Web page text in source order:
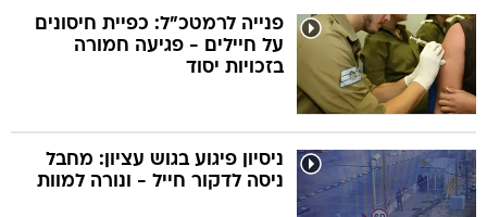
פנייה לרמטכ"ל: כפיית חיסונים
על חיילים - פגיעה חמורה
בזכויות יסוד
ניסיון פיגוע בגוש עציון: מחבל
ניסה לדקור חייל - ונורה למוות